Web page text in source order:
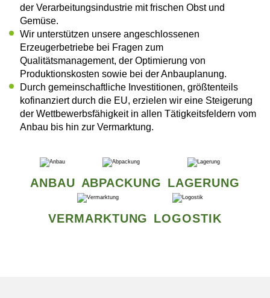
der Verarbeitungsindustrie mit frischen Obst und
Gemüse.
Wir unterstützen unsere angeschlossenen
Erzeugerbetriebe bei Fragen zum
Qualitätsmanagement, der Optimierung von
Produktionskosten sowie bei der Anbauplanung.
Durch gemeinschaftliche Investitionen, größtenteils
kofinanziert durch die EU, erzielen wir eine Steigerung
der Wettbewerbsfähigkeit in allen Tätigkeitsfeldern vom
Anbau bis hin zur Vermarktung.
ANBAU ABPACKUNG LAGERUNG
VERMARKTUNG LOGOSTIK